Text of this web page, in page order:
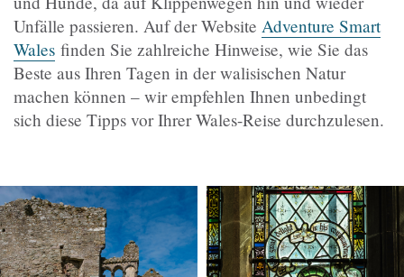
Unfälle passieren. Auf der Website Adventure Smart
Wales finden Sie zahlreiche Hinweise, wie Sie das
Beste aus Ihren Tagen in der walisischen Natur
machen können – wir empfehlen Ihnen unbedingt
sich diese Tipps vor Ihrer Wales-Reise durchzulesen.